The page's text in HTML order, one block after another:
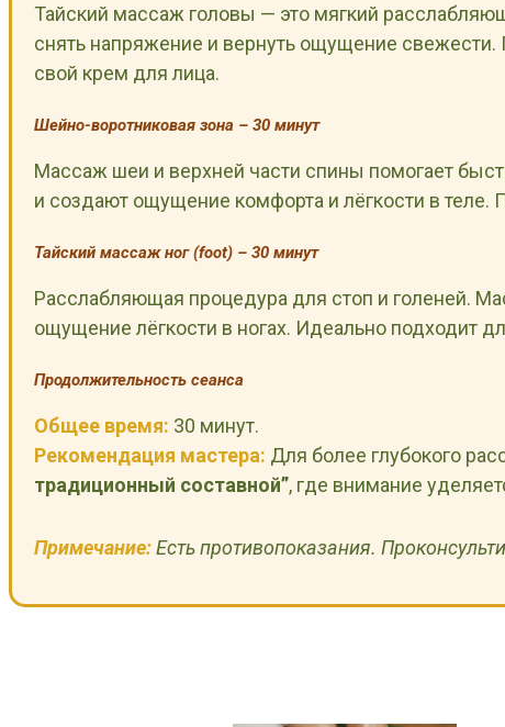
Тайский массаж головы — это мягкий
снять напряжение и вернуть ощущение свежести.
свой крем для лица.
Шейно-воротниковая зона – 30 минут
Массаж шеи и верхней части спины помогает
и создают ощущение комфорта и лёгкости в теле.
Тайский массаж ног (foot) – 30 минут
Расслабляющая процедура для стоп и голеней.
ощущение лёгкости в ногах. Идеально подходит
Продолжительность сеанса
Общее время: 30 минут.
Рекомендация мастера: Для более глубокого
традиционный составной”, где внимание
Примечание:Есть противопоказания.